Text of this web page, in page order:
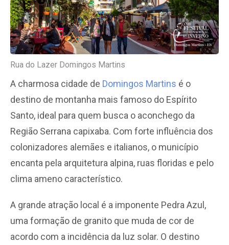
Rua do Lazer Domingos Martins
A charmosa cidade de Domingos Martins é o
destino de montanha mais famoso do Espírito
Santo, ideal para quem busca o aconchego da
Região Serrana capixaba. Com forte influência dos
colonizadores alemães e italianos, o município
encanta pela arquitetura alpina, ruas floridas e pelo
clima ameno característico.
A grande atração local é a imponente Pedra Azul,
uma formação de granito que muda de cor de
acordo com a incidência da luz solar. O destino